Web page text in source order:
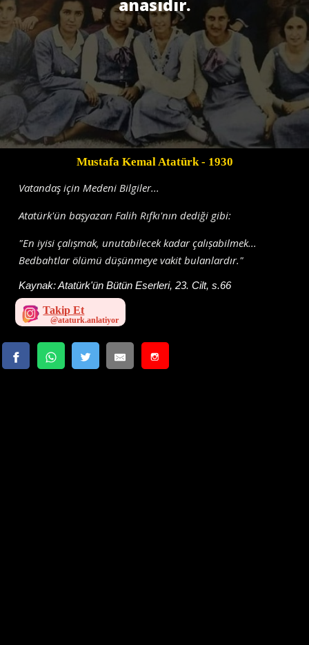
anasıdır.
Mustafa Kemal Atatürk- 1930
Vatandaş için Medeni Bilgiler...
Atatürk'ün başyazarı Falih Rıfkı'nın dediği gibi:
"En iyisi çalıșmak, unutabilecek kadar çalıșabilmek...
Bedbahtlar ölümü düșünmeye vakit bulanlardır."
Kaynak:Atatürk'ün Bütün Eserleri, 23. Cilt, s.66
Takip Et